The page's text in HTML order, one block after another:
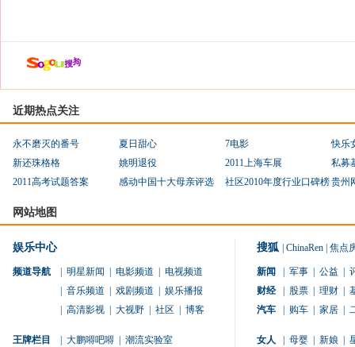
近期热点关注
永不磨灭的番号 夏日甜心 7电影
快乐
新还珠格格
姚明退役 2011上海车展
私募
2011高考试题答案
感动中国十大母亲评选 社区2010年度行业口碑榜贵州
网站地图
娱乐中心
频道导航 明星新闻 电影频道
电视频道
音乐频道 戏剧频道
娱乐播报
高清影视 大视野 社区 博客
王牌栏目 大鹏嘚吧嘚 潮流实验室
搜狐 ChinaRen 焦点
新闻 军事 公益
财经
股票 理财
汽车
购车 家居
女人 母婴 新娘